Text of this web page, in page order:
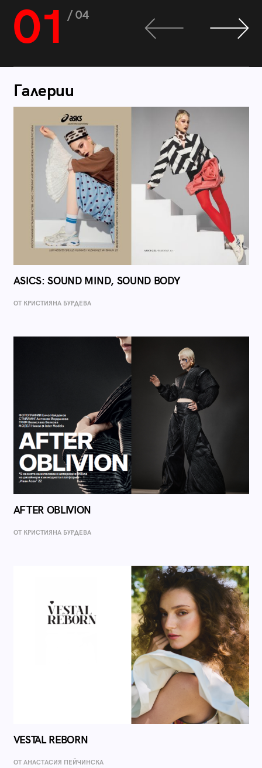
01 / 04
Галерии
ASICS: SOUND MIND, SOUND BODY
ОТ КРИСТИЯНА БУРДЕВА
AFTER OBLIVION
ОТ КРИСТИЯНА БУРДЕВА
VESTAL REBORN
ОТ AНАСТАСИЯ ПЕЙЧИНСКА